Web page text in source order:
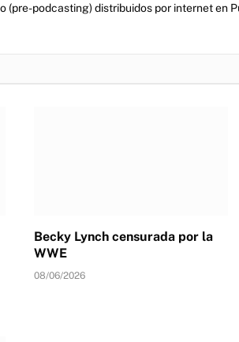
(pre-podcasting) distribuidos por internet en
Becky Lynch censurada por la
WWE
08/06/2026